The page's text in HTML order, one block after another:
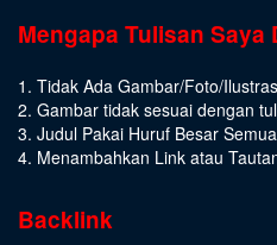
Mengapa Tulisan Saya
1. Tidak Ada Gambar/Foto/
2. Gambar tidak sesuai dengan
3. Judul Pakai Huruf Besar Semua
4. Menambahkan Link atau
Backlink